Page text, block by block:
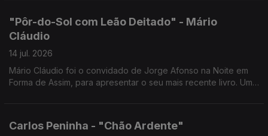
"Pôr-do-Sol com Leão Deitado" - Mário
Cláudio
14 jul. 2026
Mário Cláudio foi o convidado de Jorge Afonso na Noite em
Forma de Assim, para apresentar o seu mais recente livro. Uma
Carlos Peninha - "Chão Ardente"